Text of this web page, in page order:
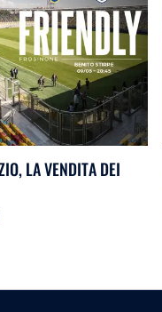
LA VENDITA DEI